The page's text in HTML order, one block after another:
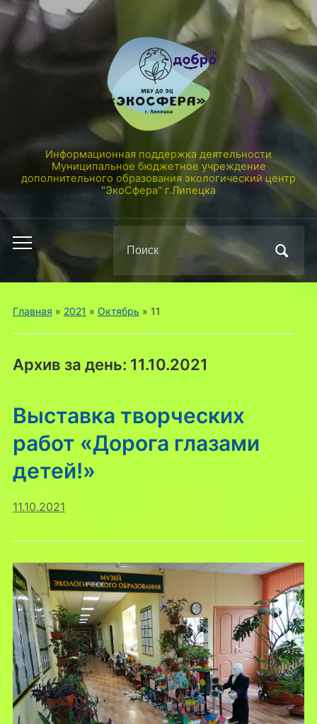
Информационная поддержка деятельности
Муниципальное бюджетное учреждение
дополнительного образования экологический центр
"ЭкоСфера" г.Липецка
Переключить
мобильное
меню
по:
Главная » 2021 » Октябрь » 11
Архив за день: 11.10.2021
Выставка творческих
работ «Дорога глазами
детей!»
11.10.2021